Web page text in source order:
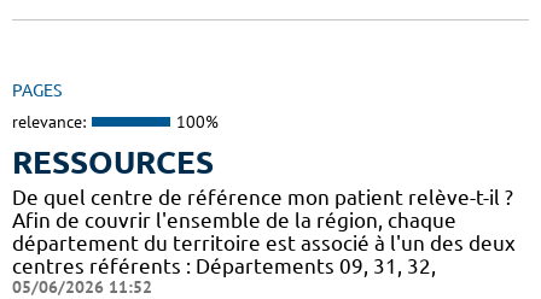
PAGES
relevance: 100%
RESSOURCES
De quel centre de référence mon patient relève-t-il ?
Afin de couvrir l'ensemble de la région, chaque
département du territoire est associé à l'un des deux
centres référents : Départements 09, 31, 32,
05/06/2026 11:52